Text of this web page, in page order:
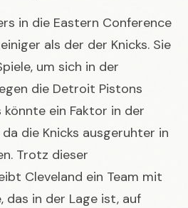
in die Eastern Conference
als der der Knicks. Sie
um sich in der
die Detroit Pistons
könnte ein Faktor in der
die Knicks ausgeruhter in
Trotz dieser
Cleveland ein Team mit
das in der Lage ist, auf